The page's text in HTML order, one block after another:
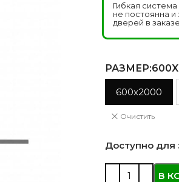
4 модели
Гибкая
не постоянна и
дверей в заказе.
РАЗМЕР
600x2000
Очистить
Доступно для
В